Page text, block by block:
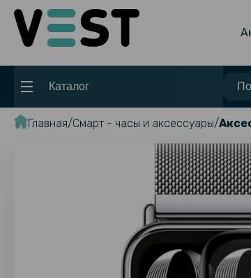
Каталог
Главная Смарт - часы и аксессуары